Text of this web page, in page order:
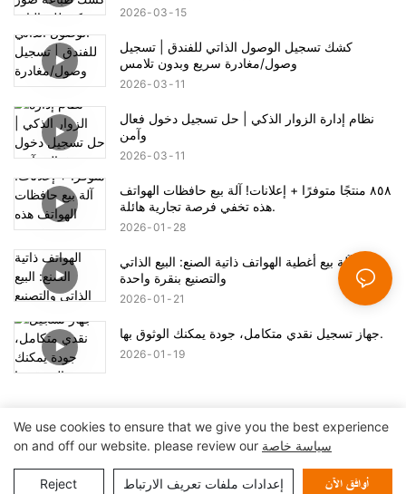
2026 03 15
كشك تسجيل الوصول الذاتي للفندق | تسجيل
وصول/مغادرة سريع وبدون تلامس
2026 03 11
نظام إدارة الزوار الذكي | حل تسجيل دخول فعال
وآمن
2026 03 11
٨٥٨ منتجًا متوفرًا + إعلانات! آلة بيع حافظات الهواتف
هذه تخفي فرصة تجارية هائلة.
2026 01 28
آلة بيع أغطية الهواتف ذاتية الصنع: البيع الذاتي
والتصنيع بنقرة واحدة
2026 01 21
جهاز تسجيل نقدي متكامل، جودة يمكنك الوثوق بها.
2026 01 19
حقوق النشر © 2024 شركة شنتشن لين كشك سيستمز المحدودة |
خريطة الموقع
سياسة الخصوصية
We use cookies to ensure that we give you the best experience
on and off our website. please review our سياسة خاصة
Reject إعدادات ملفات تعريف الارتباط أوافق الآن